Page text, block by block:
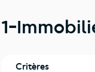
1-
Critères